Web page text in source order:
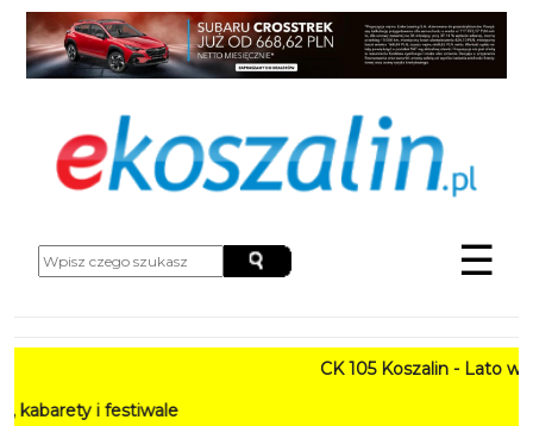
☰
CK 105 Koszalin - Lato w Mieście
i festiwale